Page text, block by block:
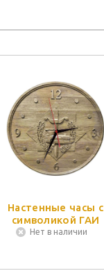
Настенные часы с
символикой ГАИ
Нет в наличии